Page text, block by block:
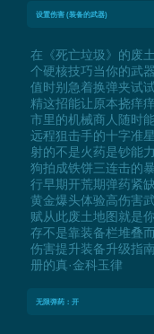
设置伤害 (装备的武器)
在《死亡垃圾》的废
个硬核技巧当你的武
值时别急着换弹夹试
精这招能让原本挠痒
市里的机械商人随时
远程狙击手的十字准
射的不是火药是钞能
狗拍成铁饼三连击的
行早期开荒期弹药紧
黄金爆头体验高伤害
赋从此废土地图就是
存不是靠装备栏堆叠
伤害提升装备升级指
册的真·金科玉律
无限弹药：开